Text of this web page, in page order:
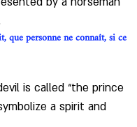
que personne ne connaît, si ce
is called “the prince
a spirit and